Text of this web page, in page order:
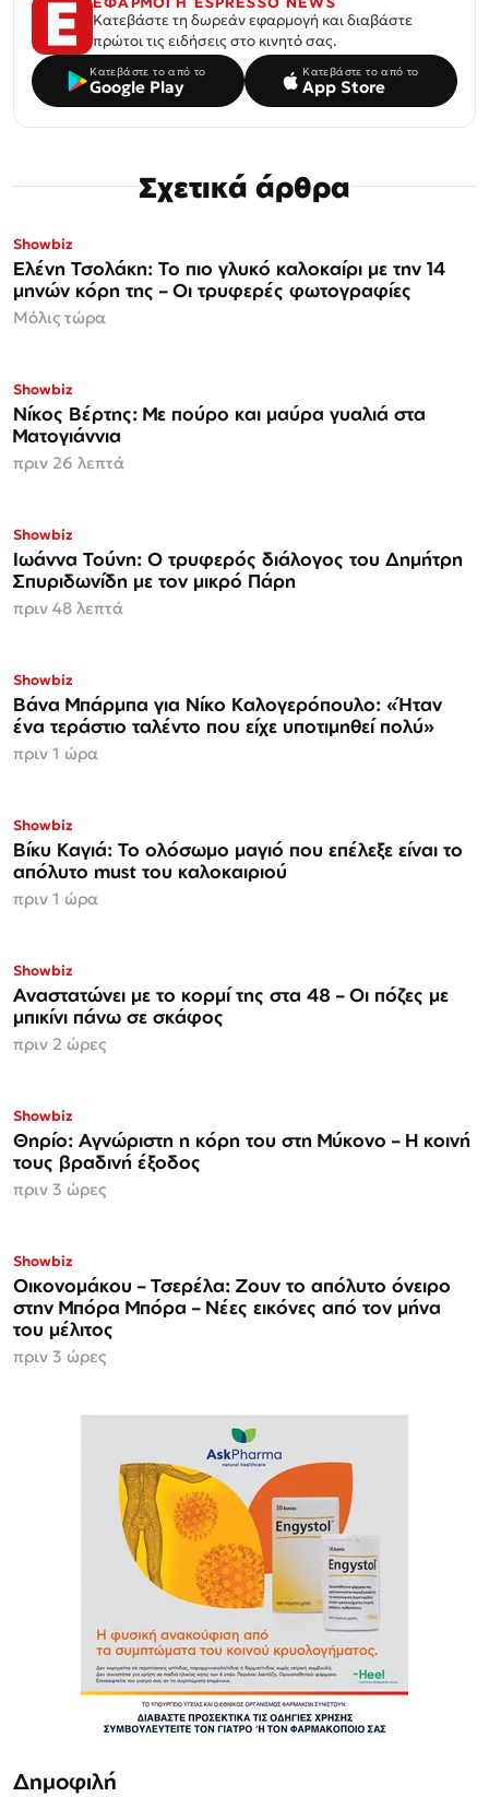
Κατεβάστε τη δωρεάν εφαρμογή και διαβάστε
πρώτοι τις ειδήσεις στο κινητό σας.
Κατεβάστε το από το
Google Play
Κατεβάστε το από το
App Store
Σχετικά άρθρα
Showbiz
Ελένη Τσολάκη: Το πιο γλυκό καλοκαίρι με την 14
μηνών κόρη της – Οι τρυφερές φωτογραφίες
Μόλις τώρα
Showbiz
Νίκος Βέρτης: Με πούρο και μαύρα γυαλιά στα
Ματογιάννια
πριν 26 λεπτά
Showbiz
Ιωάννα Τούνη: Ο τρυφερός διάλογος του Δημήτρη
Σπυριδωνίδη με τον μικρό Πάρη
πριν 48 λεπτά
Showbiz
Βάνα Μπάρμπα για Νίκο Καλογερόπουλο: «Ήταν
ένα τεράστιο ταλέντο που είχε υποτιμηθεί πολύ»
πριν 1 ώρα
Showbiz
Βίκυ Καγιά: Το ολόσωμο μαγιό που επέλεξε είναι το
απόλυτο must του καλοκαιριού
πριν 1 ώρα
Showbiz
Αναστατώνει με το κορμί της στα 48 – Οι πόζες με
μπικίνι πάνω σε σκάφος
πριν 2 ώρες
Showbiz
Θηρίο: Αγνώριστη η κόρη του στη Μύκονο – Η κοινή
τους βραδινή έξοδος
πριν 3 ώρες
Showbiz
Οικονομάκου – Τσερέλα: Ζουν το απόλυτο όνειρο
στην Μπόρα Μπόρα – Νέες εικόνες από τον μήνα
του μέλιτος
πριν 3 ώρες
Δημοφιλή